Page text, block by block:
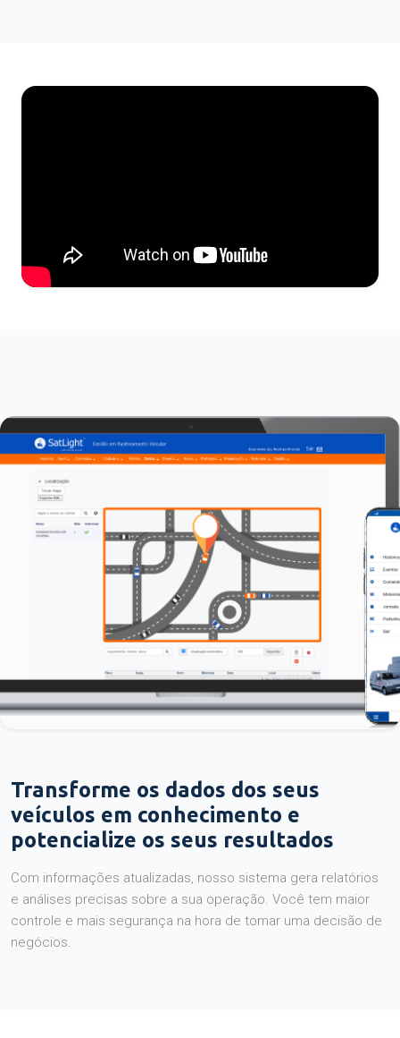
Transforme os dados dos seus
veículos em conhecimento e
potencialize os seus resultados
Com informações atualizadas, nosso sistema gera relatórios
e análises precisas sobre a sua operação. Você tem maior
controle e mais segurança na hora de tomar uma decisão de
negócios.